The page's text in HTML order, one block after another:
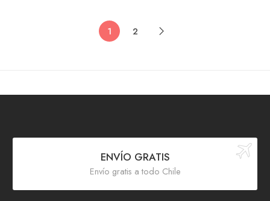
1 2
ENVÍO GRATIS
Envío gratis a todo Chile